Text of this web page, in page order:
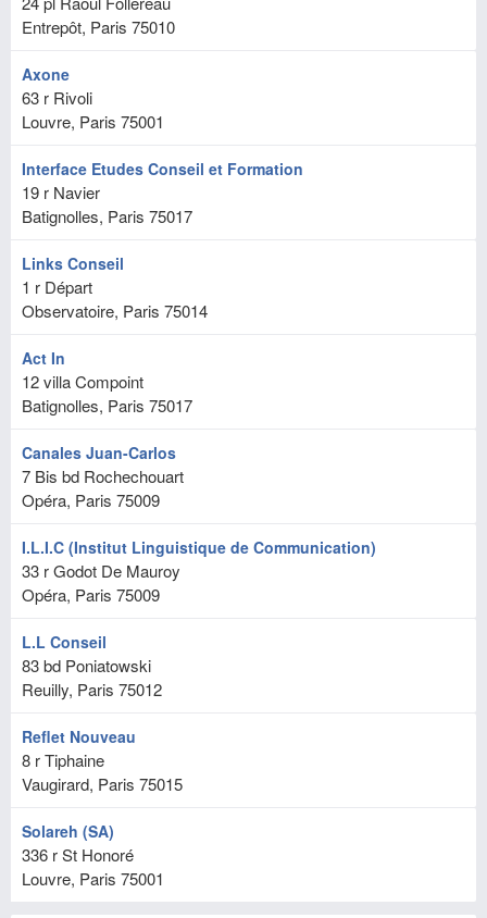
Entrepôt, Paris 75010
Axone
63 r Rivoli
Louvre, Paris 75001
Interface Etudes Conseil et Formation
19 r Navier
Batignolles, Paris 75017
Links Conseil
1 r Départ
Observatoire, Paris 75014
Act In
12 villa Compoint
Batignolles, Paris 75017
Canales Juan-Carlos
7 Bis bd Rochechouart
Opéra, Paris 75009
I.L.I.C (Institut Linguistique de Communication)
33 r Godot De Mauroy
Opéra, Paris 75009
L.L Conseil
83 bd Poniatowski
Reuilly, Paris 75012
Reflet Nouveau
8 r Tiphaine
Vaugirard, Paris 75015
Solareh (SA)
336 r St Honoré
Louvre, Paris 75001